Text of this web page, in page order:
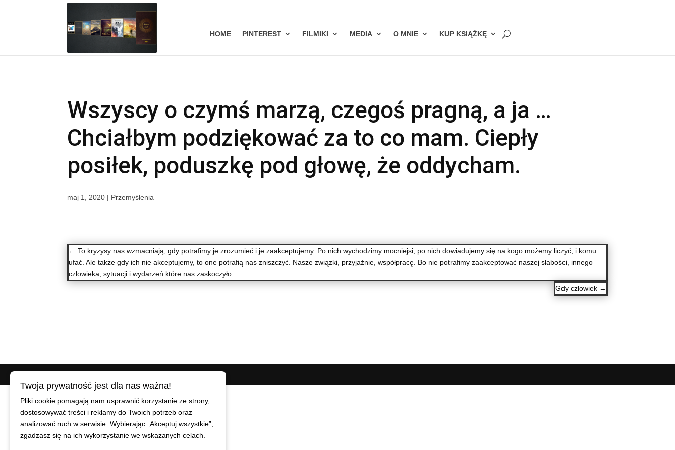
HOME PINTEREST FILMIKI MEDIA O MNIE KUP KSIĄŻKĘ
Wszyscy o czymś marzą, czegoś pragną, a ja …
Chciałbym podziękować za to co mam. Ciepły
posiłek, poduszkę pod głowę, że oddycham.
maj 1, 2020 | Przemyślenia
←To kryzysy nas wzmacniają, gdy potrafimy je zrozumieć i je zaakceptujemy. Po nich wychodzimy mocniejsi, po nich dowiadujemy się na kogo możemy liczyć, i komu
ufać. Ale także gdy ich nie akceptujemy, to one potrafią nas zniszczyć. Nasze związki, przyjaźnie, współpracę. Bo nie potrafimy zaakceptować naszej słabości, innego
człowieka, sytuacji i wydarzeń które nas zaskoczyło.
Gdy człowiek→
Twoja prywatność jest dla nas ważna!
Pliki cookie pomagają nam usprawnić korzystanie ze strony,
dostosowywać treści i reklamy do Twoich potrzeb oraz
analizować ruch w serwisie. Wybierając „Akceptuj wszystkie”,
zgadzasz się na ich wykorzystanie we wskazanych celach.